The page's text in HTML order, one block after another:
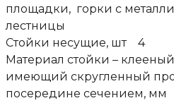
площадки, горки с
лестницы
Стойки несущие, шт 4
Материал стойки –
имеющий скругленный
посередине сечением,